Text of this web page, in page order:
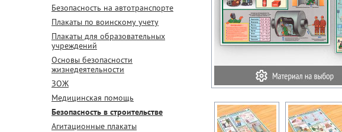
Безопасность на автотранспорте
Плакаты по воинскому учету
Плакаты для образовательных
учреждений
Основы безопасности
жизнедеятельности
ЗОЖ
Медицинская помощь
Безопасность в строительстве
Агитационные плакаты